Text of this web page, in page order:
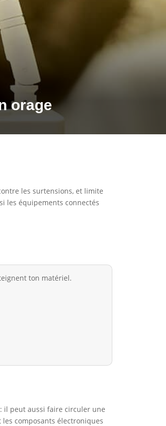
orage
les surtensions, et limite
les équipements connectés
ton matériel.
il peut aussi faire circuler une
composants électroniques